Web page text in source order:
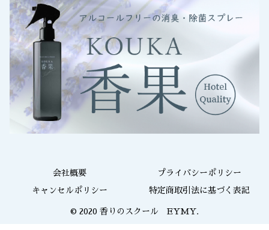
会社概要 プライバシーポリシー
キャンセルポリシー 特定商取引法に基づく表記
© 2020 香りのスクール EYMY.